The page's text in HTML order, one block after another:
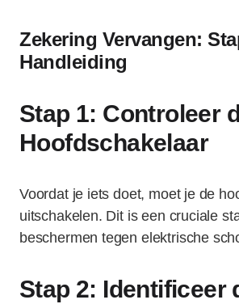
Zekering Vervangen:
Handleiding
Stap 1: Controleer
Hoofdschakelaar
Voordat je iets doet, moet je de
uitschakelen. Dit is een cruciale
beschermen tegen elektrische
Stap 2: Identificeer